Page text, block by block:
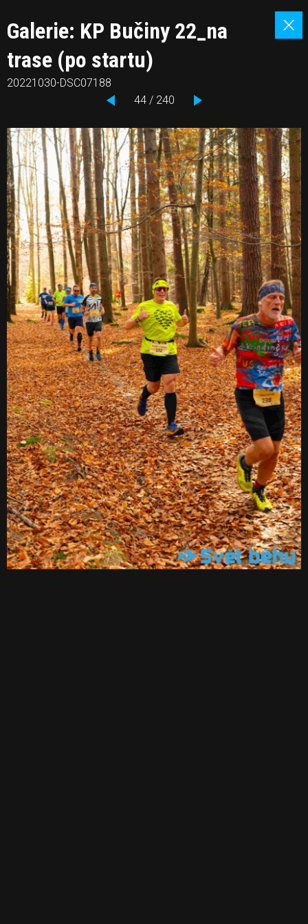
Galerie: KP Bučiny 22_na
trase (po startu)
20221030-DSC07188
44 / 240